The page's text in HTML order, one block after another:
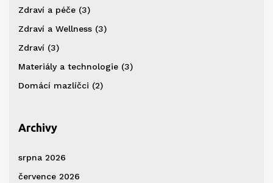
Zdraví a péče (3)
Zdraví a Wellness (3)
Zdraví (3)
Materiály a technologie (3)
Domácí mazlíčci (2)
Archivy
srpna 2026
července 2026